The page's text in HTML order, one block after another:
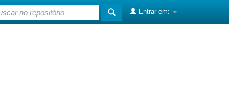
Entrar em: